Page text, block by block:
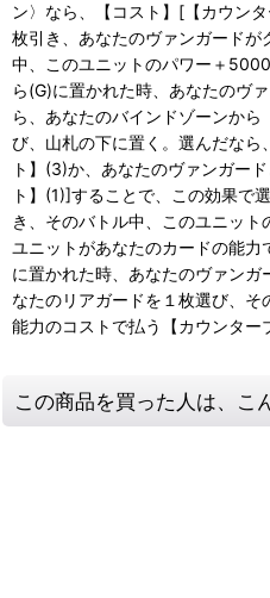
ン〉なら、【コスト】[【カウン
枚引き、あなたのヴァンガード
中、このユニットのパワー＋
ら(G)に置かれた時、あなたのヴ
ら、あなたのバインドゾーンか
び、山札の下に置く。選んだな
ト】(3)か、あなたのヴァンガー
ト】(1)]することで、この効果で
き、そのバトル中、このユニッ
ユニットがあなたのカードの能力
に置かれた時、あなたのヴァン
なたのリアガードを１枚選び、
能力のコストで払う【カウンター
この商品を買った人は、こ